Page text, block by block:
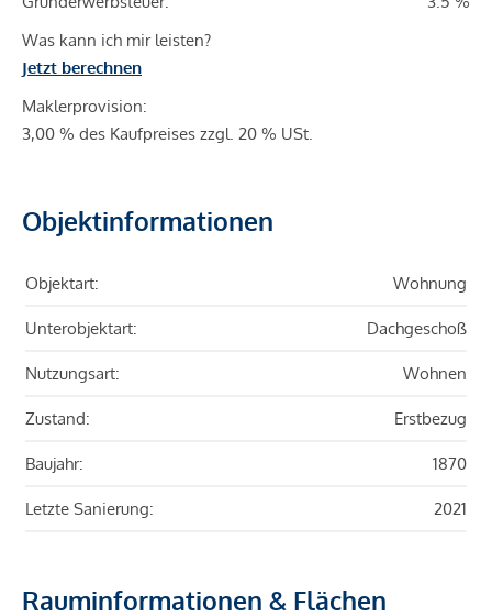
Was kann ich mir leisten?
Jetzt berechnen
Maklerprovision:
3,00 % des Kaufpreises zzgl. 20 % USt.
Objektinformationen
Objektart: Wohnung
Unterobjektart: Dachgeschoß
Nutzungsart: Wohnen
Zustand: Erstbezug
Baujahr: 1870
Letzte Sanierung: 2021
Rauminformationen & Flächen